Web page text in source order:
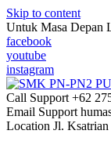
Skip to content
Untuk Masa Depan
facebook
youtube
instagram
Call Support +62
Email Support
Location Jl.